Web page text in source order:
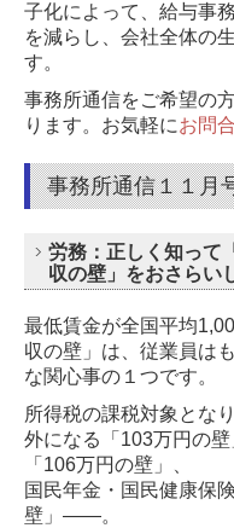
子化によって、給与事
を減らし、会社全体の
す。
事務所通信をご希望の
ります。 お気軽にお問
事務所通信１１月
労務：正しく知って
収の壁」をおさらい
最低賃金が全国平均
収の壁」は、従業員は
な関心事の１つです。
所得税の課税対象とな
外になる「103万円の
「106万円の壁」、
国民年金・国民健康保
壁」――。